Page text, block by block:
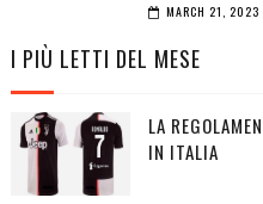
MARCH 21, 2023
I PIÙ LETTI DEL MESE
LA
IN ITALIA